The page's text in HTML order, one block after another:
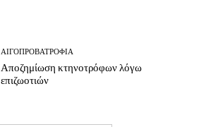
ΑΙΓΟΠΡΟΒΑΤΡΟΦΊΑ
Αποζημίωση κτηνοτρόφων λόγω
επιζωοτιών